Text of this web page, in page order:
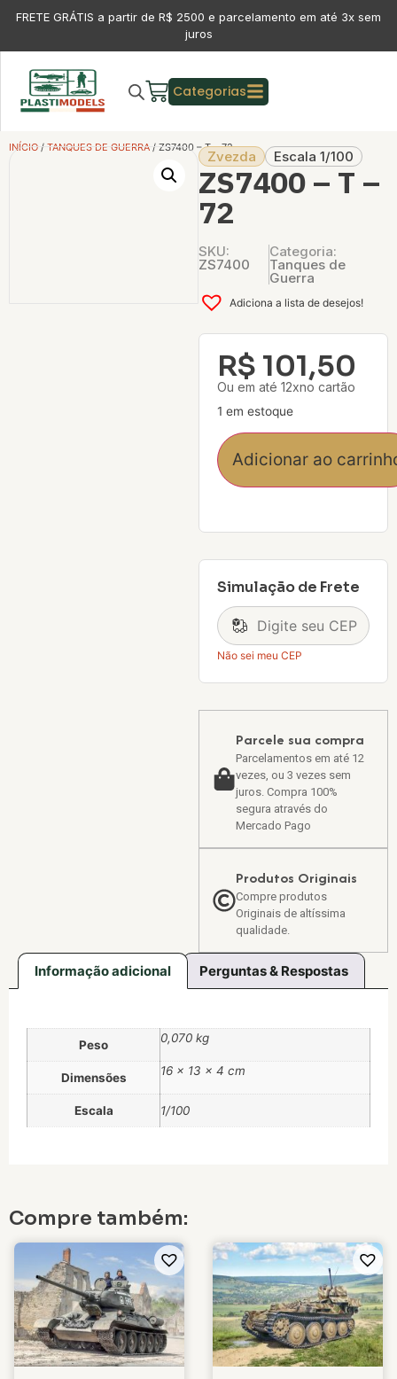
FRETE GRÁTIS a partir de R$ 2500 e parcelamento em até 3x sem
juros
Categorias
INÍCIO / TANQUES DE GUERRA / ZS7400 – T – 72
Zvezda Escala 1/100
ZS7400 – T –
72
SKU:
ZS7400
Categoria:
Tanques de
Guerra
Adiciona a lista de desejos!
R$ 101,50
Ou em até 12xno cartão
1 em estoque
Adicionar ao
Simulação de Frete
Não sei meu CEP
Parcele sua compra
Parcelamentos em até 12
vezes, ou 3 vezes sem
juros. Compra 100%
segura através do
Mercado Pago
Produtos Originais
Compre produtos
Originais de altíssima
qualidade.
Informação adicional Perguntas & Respostas
Peso 0,070 kg
Dimensões 16 × 13 × 4 cm
Escala 1/100
Compre também: